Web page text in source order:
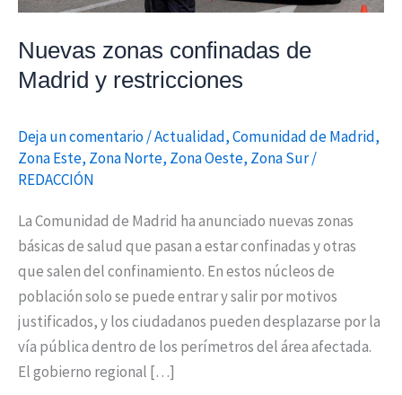
Nuevas zonas confinadas de
Madrid y restricciones
Deja un comentario/Actualidad,Comunidad de Madrid,
Zona Este, Zona Norte, Zona Oeste, Zona Sur/
REDACCIÓN
La Comunidad de Madrid ha anunciado nuevas zonas
básicas de salud que pasan a estar confinadas y otras
que salen del confinamiento. En estos núcleos de
población solo se puede entrar y salir por motivos
justificados, y los ciudadanos pueden desplazarse por la
vía pública dentro de los perímetros del área afectada.
El gobierno regional […]